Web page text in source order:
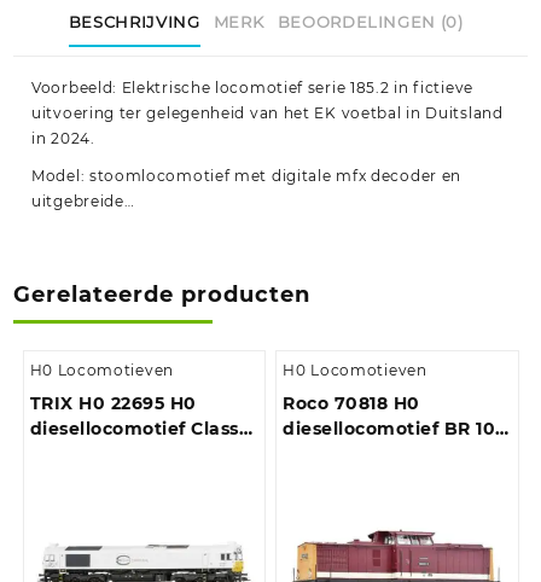
BESCHRIJVING MERK BEOORDELINGEN (0)
Voorbeeld: Elektrische locomotief serie 185.2 in fictieve
uitvoering ter gelegenheid van het EK voetbal in Duitsland
in 2024.
Model: stoomlocomotief met digitale mfx decoder en
uitgebreide…
Gerelateerde producten
H0 Locomotieven
TRIX H0 22695 H0
diesellocomotief Class
H0 Locomotieven
Roco 70818 H0
diesellocomotief BR 108